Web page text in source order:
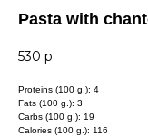
Pasta with
530 р.
Proteins (100 g.): 4
Fats (100 g.): 3
Carbs (100 g.): 19
Calories (100 g.): 116